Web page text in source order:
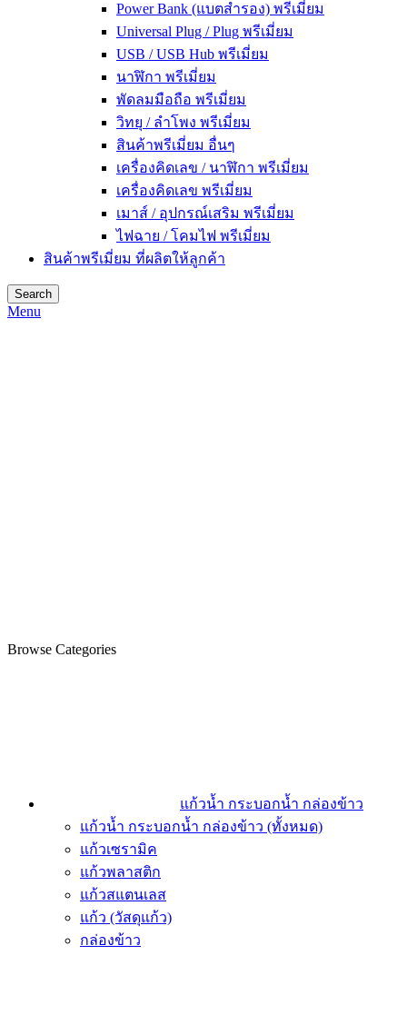
Power Bank (แบตสำรอง) พรีเมี่ยม
Universal Plug / Plug พรีเมี่ยม
USB / USB Hub พรีเมี่ยม
นาฬิกา พรีเมี่ยม
พัดลมมือถือ พรีเมี่ยม
วิทยุ / ลำโพง พรีเมี่ยม
สินค้าพรีเมี่ยม อื่นๆ
เครื่องคิดเลข / นาฬิกา พรีเมี่ยม
เครื่องคิดเลข พรีเมี่ยม
เมาส์ / อุปกรณ์เสริม พรีเมี่ยม
ไฟฉาย / โคมไฟ พรีเมี่ยม
สินค้าพรีเมี่ยม ที่ผลิตให้ลูกค้า
Search
Menu
Browse Categories
แก้วน้ำ กระบอกน้ำ กล่องข้าว
แก้วน้ำ กระบอกน้ำ กล่องข้าว (ทั้งหมด)
แก้วเซรามิค
แก้วพลาสติก
แก้วสแตนเลส
แก้ว (วัสดุแก้ว)
กล่องข้าว